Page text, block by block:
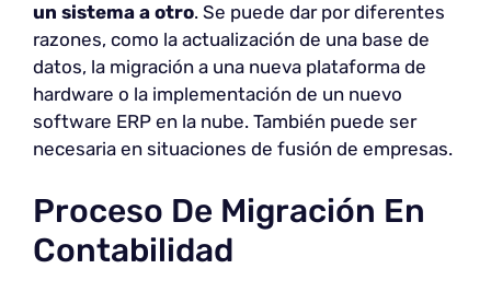
un sistema a otro. Se puede dar por diferentes
razones, como la actualización de una base de
datos, la migración a una nueva plataforma de
hardware o la implementación de un nuevo
software ERP en la nube. También puede ser
necesaria en situaciones de fusión de empresas.
Proceso De Migración En
Contabilidad